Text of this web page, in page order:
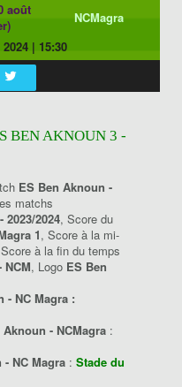
août
NCMagra
| 15:30
BEN AKNOUN 3 -
ES Ben Aknoun -
matchs
2024, Score du
1, Score à la mi-
à la fin du temps
NCM, Logo ES Ben
- NC Magra :
Aknoun - NCMagra :
NC Magra : Stade du